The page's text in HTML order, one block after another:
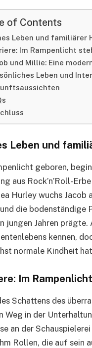
of Contents
Leben und familiärer
Im Rampenlicht
und Millie: Eine
Leben und
Leben und
geboren,
aus Rock’n’Roll-
Hurley wuchs Jacob
die bodenständige
jungen Jahren
kennen,
normale Kindheit
Im
Schattens des
Weg in der
an der
Rollen, die auf sein